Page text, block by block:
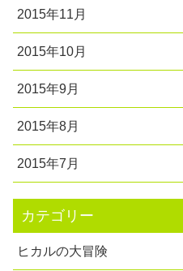
2015年11月
2015年10月
2015年9月
2015年8月
2015年7月
カテゴリー
ヒカルの大冒険